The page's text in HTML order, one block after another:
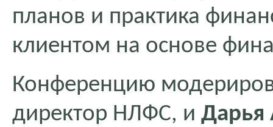
планов и практика
клиентом на основе
Конференцию
директор НЛФС, и Дарья